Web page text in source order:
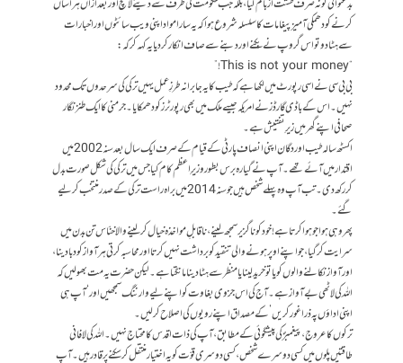
بدعنوانی کو نہ صرف طشت از بام کیا، بلکہ جب حکومت کی طرف سے دیئے لالچ اوربعد ازاں ہراساں
کرنے کو دھمکی آمیز پیغامات کا سلسلہ شروع ہوا کہ یہ سارا مواد اپنی ویب سائٹوں اور اخبارات
سے ہٹا دو تو اس گروپ نے بِکنے اور دبنے سے صاف انکار کر دیا یہ کہہ کر کہ:
“This is not your money!”
بی بی سی نے اسی رپورٹ میں لکھا ہے کہ طیب کا یہ جابرانہ طرزِ عمل یہیں ترکی کی سرحدوں تک محدود
نہیں۔ اس کے باڈی گارڈز نے امریکہ جیسے ملک میں بھی رپورٹرز کو دھمکایا۔ جرمنی کا ایک طنز نگار
صحافی اپنے گھر میں زیرِ تفتیش ہے۔
اکسٹھ سالہ طیب اوردگان اپنی انصاف پارٹی کے قیام کے صرف ایک سال بعدسنہ 2002 میں
اقتدار میں آئے تھے۔آپ نے گیارہ برس بطور وزیرِ اعظم کام کیا جس میں ترکی کی شکل صورت بدل
کر رکھ دی۔تب آپ وہ پہلے شخص ہیں جو سنہ 2014 میں براہ راست ترکی کے صدر منتخب کر لیے
گئے۔
پھر وہی ہوا جو ہوا کرتا ہے! خود کو ناگزیر سمجھ لینے، ناقابلِ مواخذہ خیال کرلینے والا خنّاس تن بدن میں
سرایت کر گیا، جو اپنے اوپر ہونے والی تنقید کو برداشت نہیں کرتا اور محاسبہ کرتی ہر آواز کو دبا دینا،
اور آواز نکالنے والوں کو یا تو خرید لینا یا منظر سے ہٹا دینا مانگتا ہے۔ لیکن حضرت یہ مت بھولیں کہ
اللہ کی لاٹھی بے آواز ہے۔ آج کی اس جزوی بغاوت کو اپنے لیے وارننگ سمجھیں اور ‘آپ ہی
اپنی اداؤں پہ ذرا غور کریں’ کے مصداق اپنے رویوں کی اصلاح کر لیں۔
ترکوں کا عروج، پیغمبرؐ کی پیشگوئی کے مطابق، آپ کی ذات اقدس کا محتاج نہیں۔ اللہ کی لافانی
طاقتیں پلوں میں کسی دوسرے شخص ، کسی دوسری قوّت کو یہ اختیار منتقل کرسکنے پر قادر ہیں۔آپ